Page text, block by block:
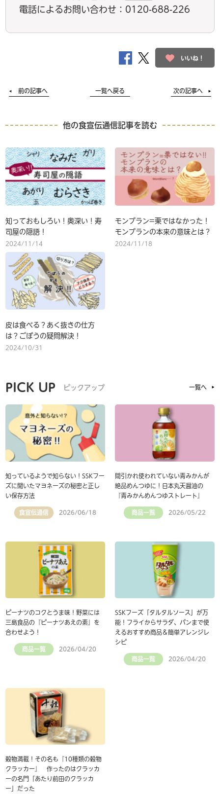
電話によるお問い合わせ：0120-688-226
いいね！
前の記事へ 一覧へ戻る 次の記事へ
他の食宣伝通信記事を読む
知っておもしろい！奥深い！寿
司屋の隠語！
2024/11/14
モンブラン=栗ではなかった！
モンブランの本来の意味とは？
2024/11/18
皮は食べる？あく抜きの仕方
は？ごぼうの疑問解決！
2024/10/31
PICK UP ピックアップ 一覧へ
知っているようで知らない！SSKフー
ズに聞いたマヨネーズの秘密と正し
い保存方法
食宣伝通信 2026/06/18
間引かれ使われていない青みかんが
絶品めんつゆに！日本丸天醤油の
『青みかんめんつゆストレート』
商品一覧 2026/05/22
ピーナツのコクとうま味！野菜には
三島食品の『ピーナツあえの素』を
合わせよう！
商品一覧 2026/04/20
SSKフーズ「タルタルソース」が万
能！フライからサラダ、パンまで使
えるおすすめ商品＆簡単アレンジレ
シピ
商品一覧 2026/04/20
穀物満載！その名も『10種類の穀物
クラッカー』 作ったのはクラッカ
ーの名門「あたり前田のクラッカ
ー」だった